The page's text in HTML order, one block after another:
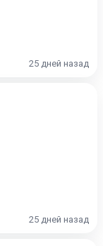
25 дней назад
25 дней назад